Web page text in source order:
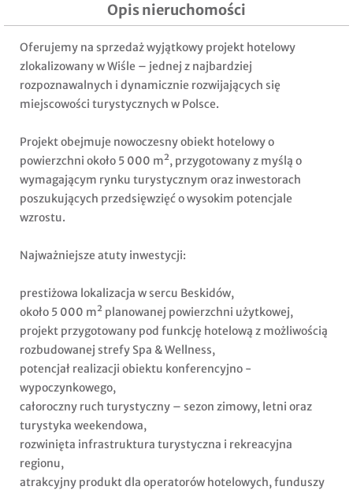
Opis nieruchomości
Oferujemy na sprzedaż wyjątkowy projekt hotelowy
zlokalizowany w Wiśle – jednej z najbardziej
rozpoznawalnych i dynamicznie rozwijających się
miejscowości turystycznych w Polsce.
Projekt obejmuje nowoczesny obiekt hotelowy o
powierzchni około 5 000 m², przygotowany z myślą o
wymagającym rynku turystycznym oraz inwestorach
poszukujących przedsięwzięć o wysokim potencjale
wzrostu.
Najważniejsze atuty inwestycji:
prestiżowa lokalizacja w sercu Beskidów,
około 5 000 m² planowanej powierzchni użytkowej,
projekt przygotowany pod funkcję hotelową z możliwością
rozbudowanej strefy Spa & Wellness,
potencjał realizacji obiektu konferencyjno -
wypoczynkowego,
całoroczny ruch turystyczny – sezon zimowy, letni oraz
turystyka weekendowa,
rozwinięta infrastruktura turystyczna i rekreacyjna
regionu,
atrakcyjny produkt dla operatorów hotelowych, funduszy